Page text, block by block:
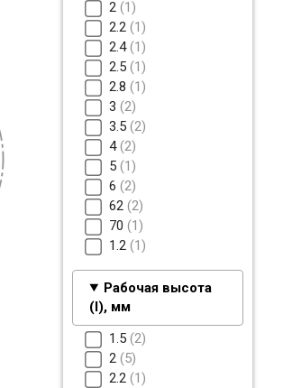
2 1
2.2 1
2.4 1
2.5 1
2.8 1
3 2
3.5 2
4 2
5 1
6 2
62 2
70 1
1.2 1
Рабочая высота
(I), мм
1.5 2
2 5
2.2 1